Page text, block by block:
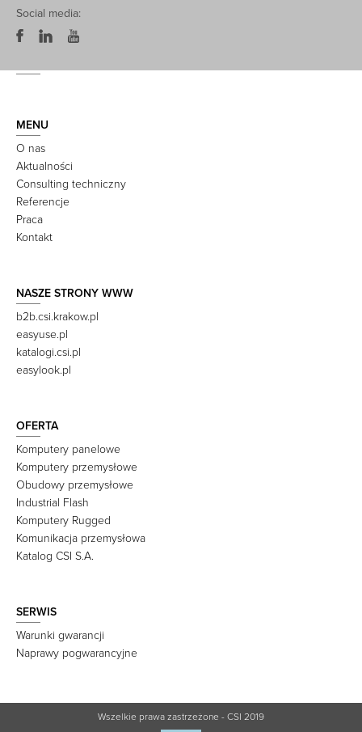
Social media:
MENU
O nas
Aktualności
Consulting techniczny
Referencje
Praca
Kontakt
NASZE STRONY WWW
b2b.csi.krakow.pl
easyuse.pl
katalogi.csi.pl
easylook.pl
OFERTA
Komputery panelowe
Komputery przemysłowe
Obudowy przemysłowe
Industrial Flash
Komputery Rugged
Komunikacja przemysłowa
Katalog CSI S.A.
SERWIS
Warunki gwarancji
Naprawy pogwarancyjne
Wszelkie prawa zastrzeżone - CSI 2019